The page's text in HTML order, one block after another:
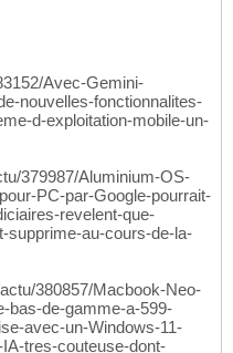
Avec-Gemini-
nouvelles-fonctionnalites-
d-exploitation-mobile-un-
379987/Aluminium-OS-
PC-par-Google-pourrait-
revelent-que-
supprime-au-cours-de-la-
380857/Macbook-Neo-
bas-de-gamme-a-599-
avec-un-Windows-11-
tres-couteuse-dont-